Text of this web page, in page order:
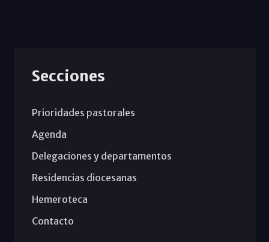
Secciones
Prioridades pastorales
Agenda
Delegaciones y departamentos
Residencias diocesanas
Hemeroteca
Contacto